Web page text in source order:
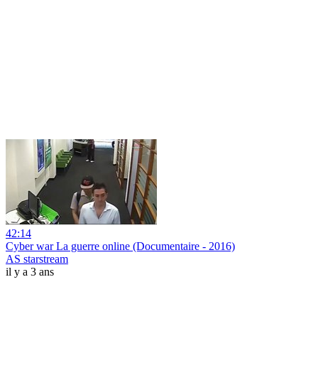
42:14
Cyber war La guerre online (Documentaire - 2016)
AS starstream
il y a 3 ans